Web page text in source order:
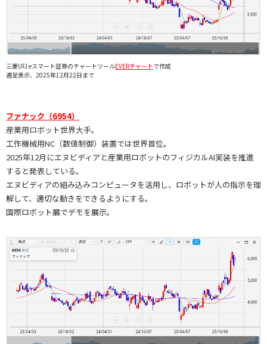
三菱UFJ eスマート証券のチャートツールEVERチャートで作成
週足表示、2025年12月22日まで
ファナック（6954）
産業用ロボット世界大手。
工作機械用NC（数値制御）装置では世界首位。
2025年12月にエヌビディアと産業用ロボットのフィジカルAI実装を推進
すると発表している。
エヌビディアの組み込みコンピュータを活用し、ロボットが人の指示を理
解して、適切な動きをできるようにする。
国際ロボット展でデモを展示。